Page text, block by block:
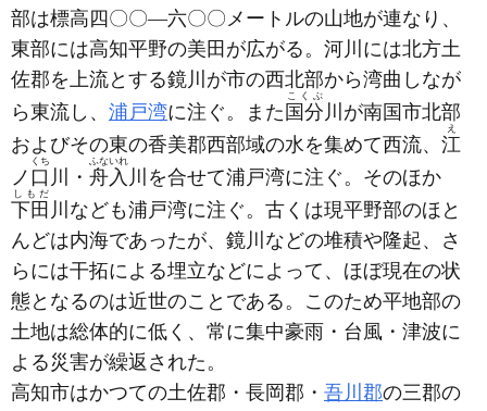
部は標高四〇〇―六〇〇メートルの山地が連なり、
東部には高知平野の美田が広がる。河川には北方土
佐郡を上流とする鏡川が市の西北部から湾曲しなが
ら東流し、 浦戸湾に注ぐ。また 国分
こくぶ
川が南国市北部
およびその東の香美郡西部域の水を集めて西流、 江
え
ノ 口
くち
川・ 舟入
ふないれ
川を合せて浦戸湾に注ぐ。そのほか
下田
しもだ
川なども浦戸湾に注ぐ。古くは現平野部のほと
んどは内海であったが、鏡川などの堆積や隆起、さ
らには干拓による埋立などによって、ほぼ現在の状
態となるのは近世のことである。このため平地部の
土地は総体的に低く、常に集中豪雨・台風・津波に
よる災害が繰返された。
高知市はかつての土佐郡・長岡郡・ 吾川郡の三郡の